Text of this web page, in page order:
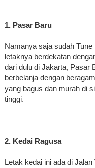
1. Pasar Baru
Namanya saja sudah
letaknya berdekatan
dari dulu di Jakarta, Pasar
berbelanja dengan
yang bagus dan murah di
tinggi.
2. Kedai Ragusa
Letak kedai ini ada di